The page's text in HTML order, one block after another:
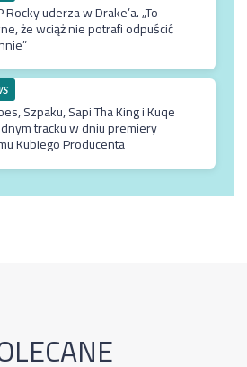
Rocky uderza w Drake’a. „To
że wciąż nie potrafi odpuścić
Szpaku, Sapi Tha King i Kuqe
tracku w dniu premiery
Kubiego Producenta